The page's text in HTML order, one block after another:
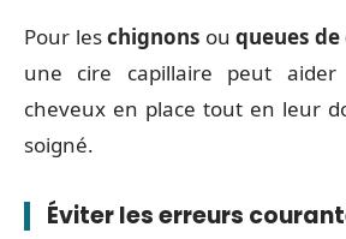
Pour leschignons ouqueues de
une cire capillaire peut
cheveux en place tout en leur
soigné.
Éviter les erreurs